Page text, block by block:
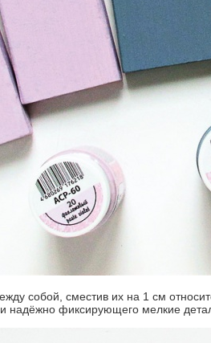
собой, сместив их на 1 см
надёжно фиксирующего мелкие